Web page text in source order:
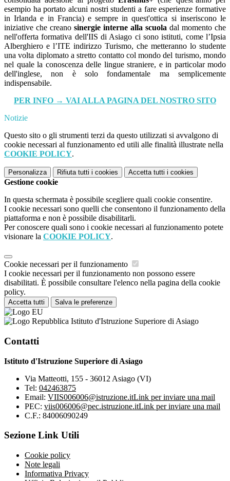
esempio ha portato alcuni nostri studenti a fare esperienze formative
in Irlanda e in Francia) e sempre in quest'ottica si inseriscono le
iniziative che creano sinergie interne alla scuola dal momento che
nell'offerta formativa dell'IIS di Asiago ci sono istituti, come l’Ipsia
Alberghiero e l’ITE indirizzo Turismo, che metteranno lo studente
una volta diplomato a stretto contatto col mondo del turismo, mondo
nel quale la conoscenza delle lingue straniere, e in particolar modo
dell'inglese, non è solo fondamentale ma semplicemente
indispensabile.
PER INFO → VAI ALLA PAGINA DEL NOSTRO SITO
Notizie
Questo sito o gli strumenti terzi da questo utilizzati si avvalgono di
cookie necessari al funzionamento ed utili alle finalità illustrate nella
COOKIE POLICY.
Personalizza Rifiuta tutti i cookies Accetta tutti i cookies
Gestione cookie
In questa schermata è possibile scegliere quali cookie consentire.
I cookie necessari sono quelli che consentono il funzionamento della
piattaforma e non è possibile disabilitarli.
Per conoscere quali sono i cookie necessari al funzionamento potete
visionare la COOKIE POLICY.
Cookie necessari per il funzionamento
I cookie necessari per il funzionamento non possono essere
disabilitati. È possibile consultare l'elenco nella pagina della cookie
policy.
Accetta tutti Salva le preferenze
Istituto d'Istruzione Superiore di Asiago
Contatti
Istituto d'Istruzione Superiore di Asiago
Via Matteotti, 155 - 36012 Asiago (VI)
Tel: 042463875
Email: VIIS006006@istruzione.itLink per inviare una mail
PEC: viis006006@pec.istruzione.itLink per inviare una mail
C.F.: 84006090249
Sezione Link Utili
Cookie policy
Note legali
Informativa Privacy